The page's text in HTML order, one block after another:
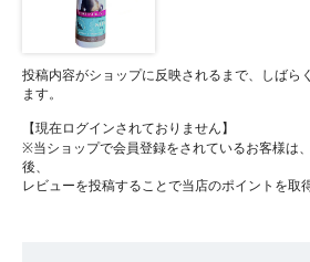
投稿内容がショップに反映されるまで、しばら
ます。
【現在ログインされておりません】
※当ショップで会員登録をされているお客様は
後、
レビューを投稿することで当店のポイントを取